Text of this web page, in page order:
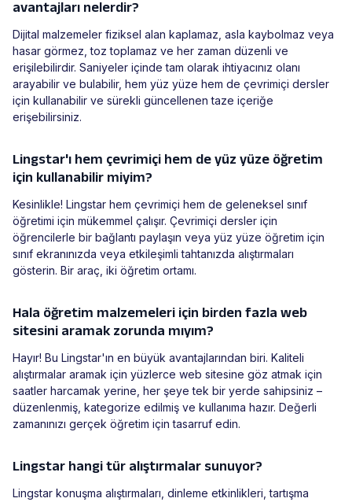
avantajları nelerdir?
Dijital malzemeler fiziksel alan kaplamaz, asla kaybolmaz veya
hasar görmez, toz toplamaz ve her zaman düzenli ve
erişilebilirdir. Saniyeler içinde tam olarak ihtiyacınız olanı
arayabilir ve bulabilir, hem yüz yüze hem de çevrimiçi dersler
için kullanabilir ve sürekli güncellenen taze içeriğe
erişebilirsiniz.
Lingstar'ı hem çevrimiçi hem de yüz yüze öğretim
için kullanabilir miyim?
Kesinlikle! Lingstar hem çevrimiçi hem de geleneksel sınıf
öğretimi için mükemmel çalışır. Çevrimiçi dersler için
öğrencilerle bir bağlantı paylaşın veya yüz yüze öğretim için
sınıf ekranınızda veya etkileşimli tahtanızda alıştırmaları
gösterin. Bir araç, iki öğretim ortamı.
Hala öğretim malzemeleri için birden fazla web
sitesini aramak zorunda mıyım?
Hayır! Bu Lingstar'ın en büyük avantajlarından biri. Kaliteli
alıştırmalar aramak için yüzlerce web sitesine göz atmak için
saatler harcamak yerine, her şeye tek bir yerde sahipsiniz –
düzenlenmiş, kategorize edilmiş ve kullanıma hazır. Değerli
zamanınızı gerçek öğretim için tasarruf edin.
Lingstar hangi tür alıştırmalar sunuyor?
Lingstar konuşma alıştırmaları, dinleme etkinlikleri, tartışma